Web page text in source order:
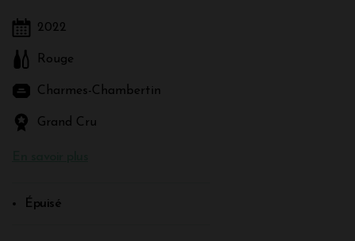
2022
Rouge
Charmes-Chambertin
Grand Cru
Épuisé